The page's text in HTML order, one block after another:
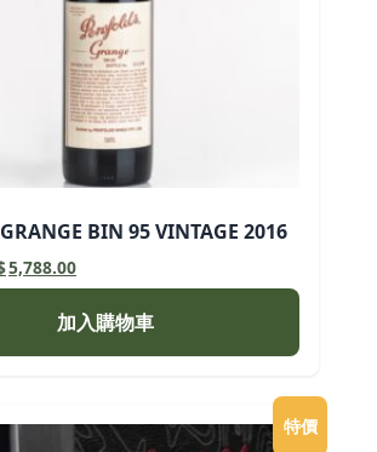
BIN 95 VINTAGE 2016
。
5,788.00目
前
價
格：
$5,788.00。
加入購物車
特價